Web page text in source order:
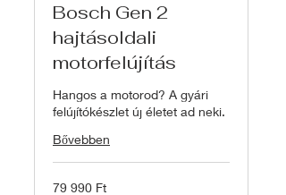
Bosch Gen 2
hajtásoldali
motorfelújítás
Hangos a motorod? A gyári
felújítókészlet új életet ad neki.
Bővebben
79 990
magyar
79 990 Ft